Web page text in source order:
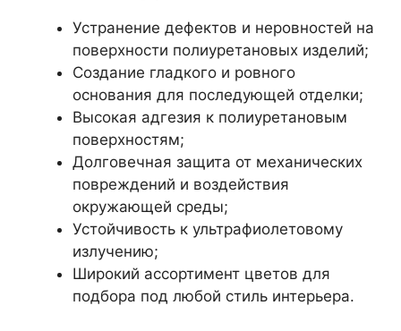
Устранение дефектов и неровностей на
поверхности полиуретановых изделий;
Создание гладкого и ровного
основания для последующей отделки;
Высокая адгезия к полиуретановым
поверхностям;
Долговечная защита от механических
повреждений и воздействия
окружающей среды;
Устойчивость к ультрафиолетовому
излучению;
Широкий ассортимент цветов для
подбора под любой стиль интерьера.